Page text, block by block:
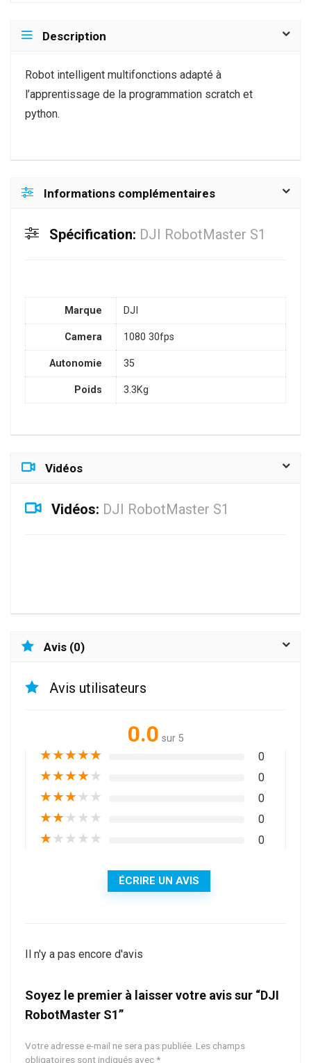
Description
Robot intelligent multifonctions adapté à
l’apprentissage de la programmation scratch et
python.
Informations complémentaires
Spécification: DJI RobotMaster S1
Marque DJI
Camera 1080 30fps
Autonomie 35
Poids 3.3Kg
Vidéos
Vidéos: DJI RobotMaster S1
Avis (0)
Avis utilisateurs
0.0 sur 5
★★★★★ 0
★★★★★ 0
★★★★★ 0
★★★★★ 0
★★★★★ 0
ÉCRIRE UN AVIS
Il n'y a pas encore d'avis
Soyez le premier à laisser votre avis sur “DJI
RobotMaster S1”
Votre adresse e-mail ne sera pas publiée. Les champs
obligatoires sont indiqués avec *